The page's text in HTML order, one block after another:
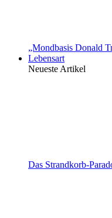
„Mondbasis Donald
Lebensart
Neueste Artikel
Das Strandkorb-